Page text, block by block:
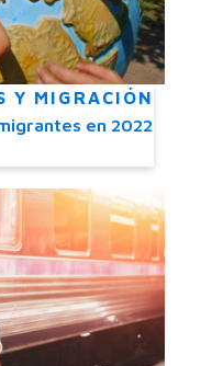
Y MIGRACIÓN
en 2022